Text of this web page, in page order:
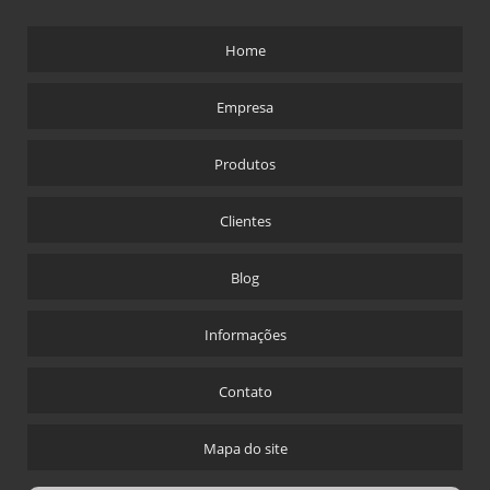
Home
Empresa
Produtos
Clientes
Blog
Informações
Contato
Mapa do site